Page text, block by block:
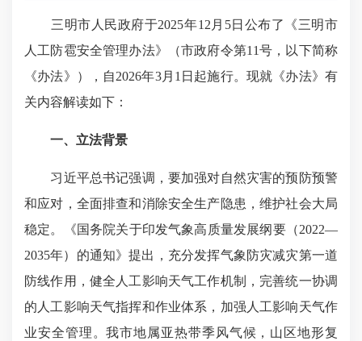
三明市人民政府于2025年12月5日公布了《三明市
人工防雹安全管理办法》（市政府令第11号，以下简称
《办法》），自2026年3月1日起施行。现就《办法》有
关内容解读如下：
一、立法背景
习近平总书记强调，要加强对自然灾害的预防预警
和应对，全面排查和消除安全生产隐患，维护社会大局
稳定。《国务院关于印发气象高质量发展纲要（2022—
2035年）的通知》提出，充分发挥气象防灾减灾第一道
防线作用，健全人工影响天气工作机制，完善统一协调
的人工影响天气指挥和作业体系，加强人工影响天气作
业安全管理。我市地属亚热带季风气候，山区地形复